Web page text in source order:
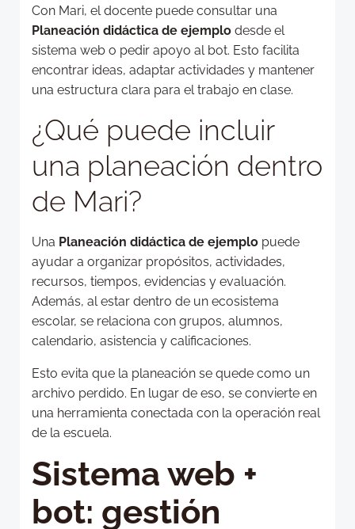
Con Mari, el docente puede consultar una
Planeación didáctica de ejemplo desde el
sistema web o pedir apoyo al bot. Esto facilita
encontrar ideas, adaptar actividades y mantener
una estructura clara para el trabajo en clase.
¿Qué puede incluir
una planeación dentro
de Mari?
Una Planeación didáctica de ejemplo puede
ayudar a organizar propósitos, actividades,
recursos, tiempos, evidencias y evaluación.
Además, al estar dentro de un ecosistema
escolar, se relaciona con grupos, alumnos,
calendario, asistencia y calificaciones.
Esto evita que la planeación se quede como un
archivo perdido. En lugar de eso, se convierte en
una herramienta conectada con la operación real
de la escuela.
Sistema web +
bot: gestión